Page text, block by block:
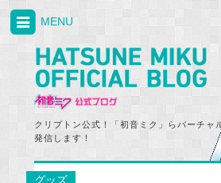
クリプトン公式！「初音ミク」らバーチャ
発信します！
MENU
グッズ